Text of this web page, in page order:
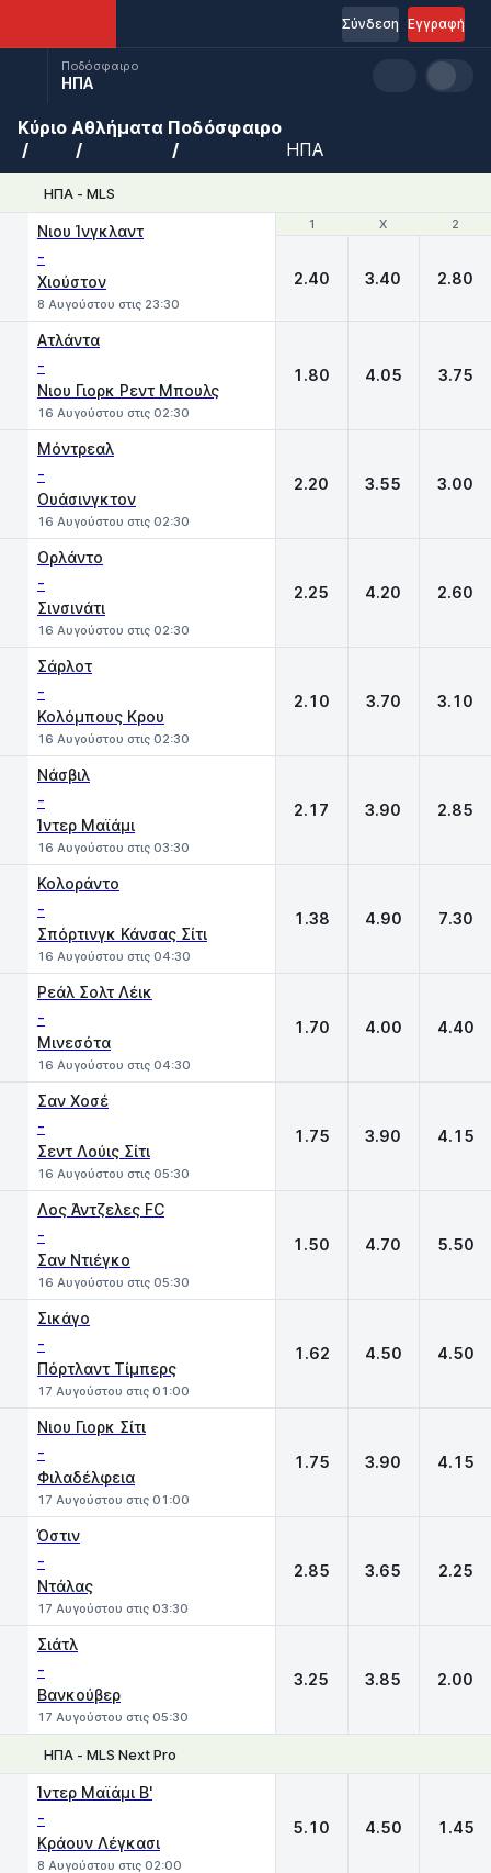
Εγγραφή
Σύνδεση
Ποδόσφαιρο
ΗΠΑ
Κύριο Αθλήματα Ποδόσφαιρο
ΗΠΑ
ΗΠΑ - MLS
1 X 2
Νιου Ίνγκλαντ
-
Χιούστον
8 Αυγούστου στις 23:30
1 X 2
2.40 3.40 2.80
Ατλάντα
-
Nιου Γιορκ Ρεντ Μπουλς
16 Αυγούστου στις 02:30
1.80 4.05 3.75
Μόντρεαλ
-
Oυάσινγκτον
16 Αυγούστου στις 02:30
2.20 3.55 3.00
Ορλάντο
-
Σινσινάτι
16 Αυγούστου στις 02:30
2.25 4.20 2.60
Σάρλοτ
-
Κολόμπους Κρου
16 Αυγούστου στις 02:30
2.10 3.70 3.10
Νάσβιλ
-
Ίντερ Μαϊάμι
16 Αυγούστου στις 03:30
2.17 3.90 2.85
Κολοράντο
-
Σπόρτινγκ Κάνσας Σίτι
16 Αυγούστου στις 04:30
1.38 4.90 7.30
Ρεάλ Σολτ Λέικ
-
Μινεσότα
16 Αυγούστου στις 04:30
1.70 4.00 4.40
Σαν Χοσέ
-
Σεντ Λούις Σίτι
16 Αυγούστου στις 05:30
1.75 3.90 4.15
Λος Άντζελες FC
-
Σαν Ντιέγκο
16 Αυγούστου στις 05:30
1.50 4.70 5.50
Σικάγο
-
Πόρτλαντ Τίμπερς
17 Αυγούστου στις 01:00
1.62 4.50 4.50
Νιου Γιορκ Σίτι
-
Φιλαδέλφεια
17 Αυγούστου στις 01:00
1.75 3.90 4.15
Όστιν
-
Ντάλας
17 Αυγούστου στις 03:30
2.85 3.65 2.25
Σιάτλ
-
Βανκούβερ
17 Αυγούστου στις 05:30
3.25 3.85 2.00
ΗΠΑ - MLS Next Pro
Ίντερ Μαϊάμι Β'
-
Κράουν Λέγκασι
8 Αυγούστου στις 02:00
5.10 4.50 1.45